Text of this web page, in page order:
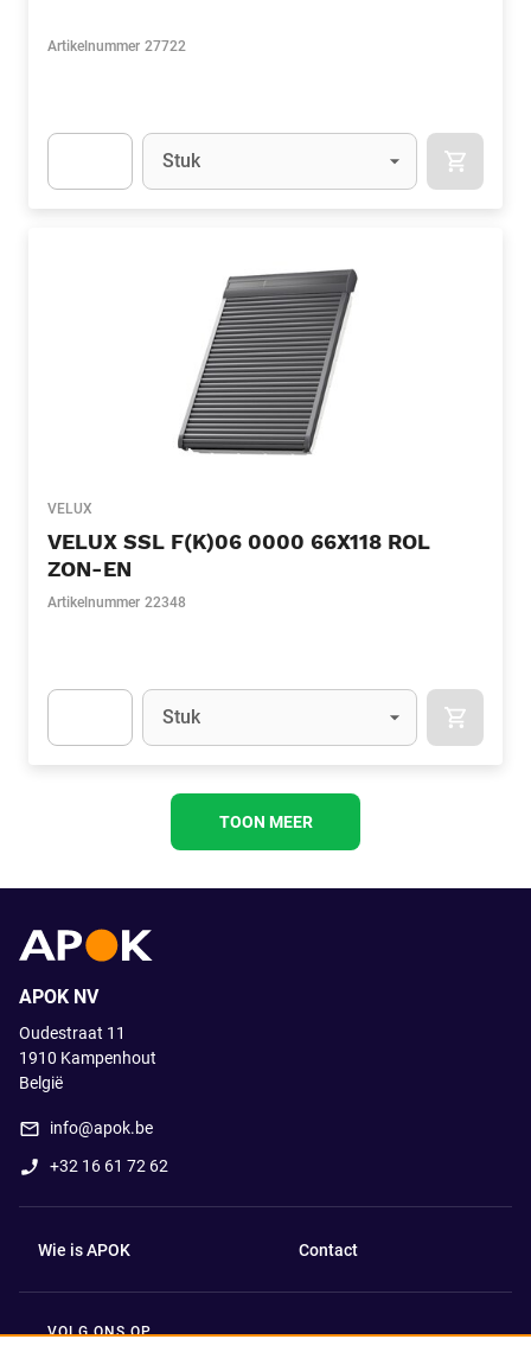
Artikelnummer 27722
Eenheid
Stuk
VELUX
VELUX SSL F(K)06 0000 66X118 ROL
ZON-EN
Artikelnummer 22348
Eenheid
Stuk
TOON MEER
APOK NV
Oudestraat 11
1910 Kampenhout
België
info@apok.be
+32 16 61 72 62
Wie is APOK Contact
VOLG ONS OP